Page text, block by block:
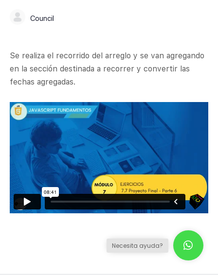
Council
Se realiza el recorrido del arreglo y se van agregando
en la sección destinada a recorrer y convertir las
fechas agregadas.
Necesita ayuda?